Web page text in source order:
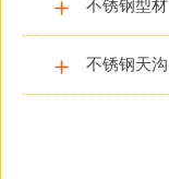
不锈钢型材
不锈钢天沟